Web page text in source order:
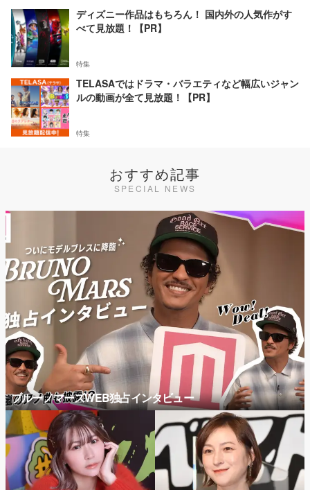
ディズニー作品はもちろん！ 国内外の人気作がす
べて見放題！【PR】
特集
TELASAではドラマ・バラエティなど幅広いジャン
ルの動画が全て見放題！【PR】
特集
おすすめ記事
SPECIAL NEWS
ブルーノマーズWEB独占インタビュー